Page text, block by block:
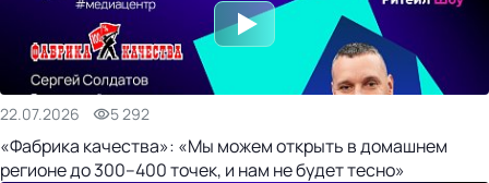
22.07.2026 5 292
«Фабрика качества»: «Мы можем открыть в домашнем
регионе до 300–400 точек, и нам не будет тесно»